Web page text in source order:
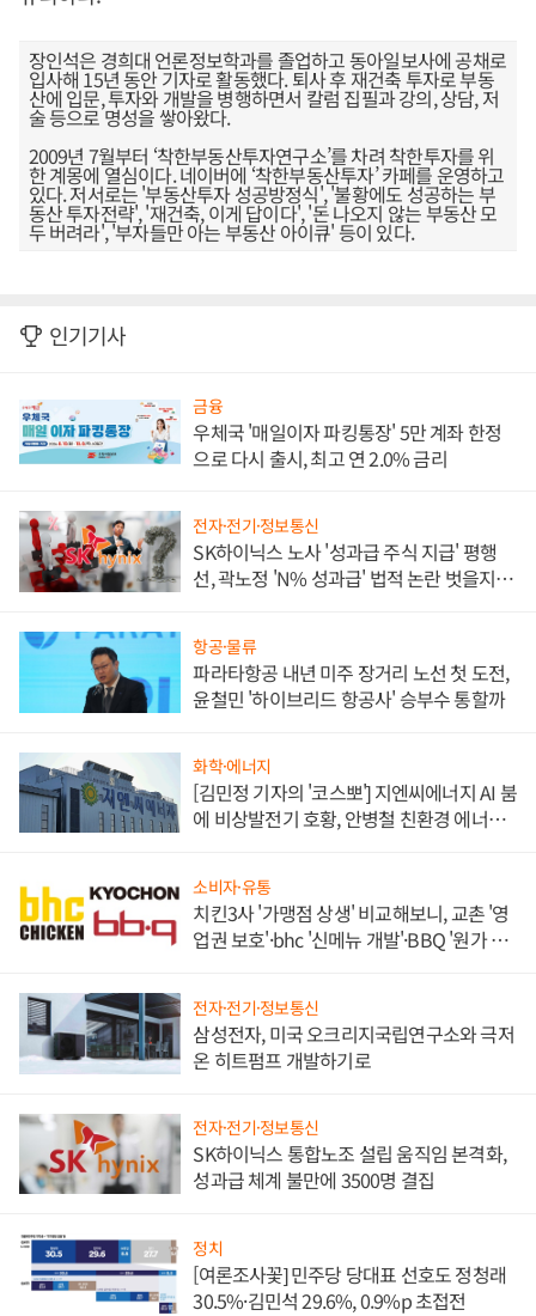
장인석은 경희대 언론정보학과를 졸업하고 동아일보사에 공채로
입사해 15년 동안 기자로 활동했다. 퇴사 후 재건축 투자로 부동
산에 입문, 투자와 개발을 병행하면서 칼럼 집필과 강의, 상담, 저
술 등으로 명성을 쌓아왔다.
2009년 7월부터 ‘착한부동산투자연구소’를 차려 착한투자를 위
한 계몽에 열심이다. 네이버에 ‘착한부동산투자’ 카페를 운영하고
있다. 저서로는 '부동산투자 성공방정식', '불황에도 성공하는 부
동산 투자전략', '재건축, 이게 답이다', '돈 나오지 않는 부동산 모
두 버려라', '부자들만 아는 부동산 아이큐' 등이 있다.
인기기사
금융
우체국 '매일이자 파킹통장' 5만 계좌 한정
으로 다시 출시, 최고 연 2.0% 금리
전자·전기·정보통신
SK하이닉스 노사 '성과급 주식 지급' 평행
선, 곽노정 'N% 성과급' 법적 논란 벗을지 주
항공·물류
파라타항공 내년 미주 장거리 노선 첫 도전,
윤철민 '하이브리드 항공사' 승부수 통할까
화학·에너지
[김민정 기자의 '코스뽀'] 지엔씨에너지 AI 붐
에 비상발전기 호황, 안병철 친환경 에너지
소비자·유통
치킨3사 '가맹점 상생' 비교해보니, 교촌 '영
업권 보호'·bhc '신메뉴 개발'·BBQ '원가 부
전자·전기·정보통신
삼성전자, 미국 오크리지국립연구소와 극저
온 히트펌프 개발하기로
전자·전기·정보통신
SK하이닉스 통합노조 설립 움직임 본격화,
성과급 체계 불만에 3500명 결집
정치
[여론조사꽃] 민주당 당대표 선호도 정청래
30.5%·김민석 29.6%, 0.9%p 초접전